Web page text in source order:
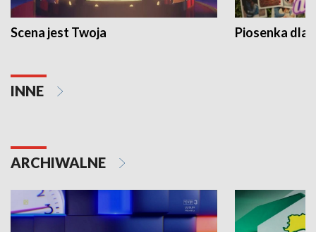
Scena jest Twoja Piosenka dla
INNE
ARCHIWALNE